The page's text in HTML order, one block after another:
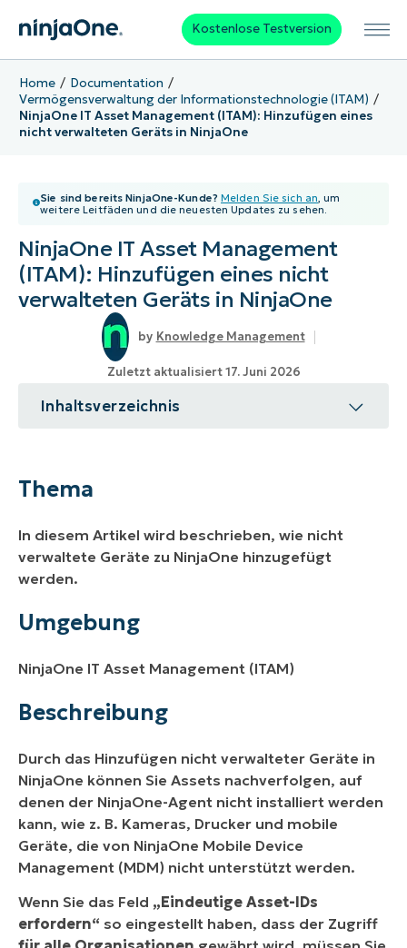
Kostenlose Testversion
Home
Documentation
Vermögensverwaltung der Informationstechnologie (ITAM)
NinjaOne IT Asset Management (ITAM): Hinzufügen eines
nicht verwalteten Geräts in NinjaOne
Sie sind bereits NinjaOne-Kunde? Melden Sie sich an, um
weitere Leitfäden und die neuesten Updates zu sehen.
NinjaOne IT Asset Management
(ITAM): Hinzufügen eines nicht
verwalteten Geräts in NinjaOne
Knowledge Management
Zuletzt aktualisiert 17. Juni 2026
Inhaltsverzeichnis
Weitere Ressourcen
Thema
In diesem Artikel wird beschrieben, wie nicht
verwaltete Geräte zu NinjaOne hinzugefügt
werden.
Umgebung
NinjaOne IT Asset Management (ITAM)
Beschreibung
Durch das Hinzufügen nicht verwalteter Geräte in
NinjaOne können Sie Assets nachverfolgen, auf
denen der NinjaOne-Agent nicht installiert werden
kann, wie z. B. Kameras, Drucker und mobile
Geräte, die von NinjaOne Mobile Device
Management (MDM) nicht unterstützt werden.
Wenn Sie das Feld „Eindeutige Asset-IDs
erfordern“ so eingestellt haben, dass der Zugriff